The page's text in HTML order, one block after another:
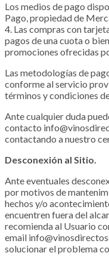
Los medios de pago
Pago, propiedad de
4. Las compras con
pagos de una cuota o
promociones ofrecidas
Las metodologías de
conforme al servicio
términos y condiciones
Ante cualquier duda
contacto
contactando a nuestro
Desconexión al Sitio.
Ante eventuales
por motivos de
hechos y/o
encuentren fuera del
recomienda al Usuario
email
solucionar el problema